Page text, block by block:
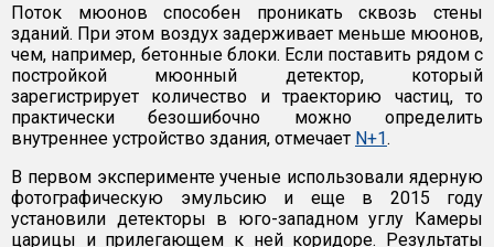
Поток мюонов способен проникать сквозь стены
зданий. При этом воздух задерживает меньше мюонов,
чем, например, бетонные блоки. Если поставить рядом с
постройкой мюонный детектор, который
зарегистрирует количество и траекторию частиц, то
практически безошибочно можно определить
внутреннее устройство здания, отмечает N+1.
В первом эксперименте ученые использовали ядерную
фотографическую эмульсию и еще в 2015 году
установили детекторы в юго-западном углу Камеры
царицы и прилегающем к ней коридоре. Результаты